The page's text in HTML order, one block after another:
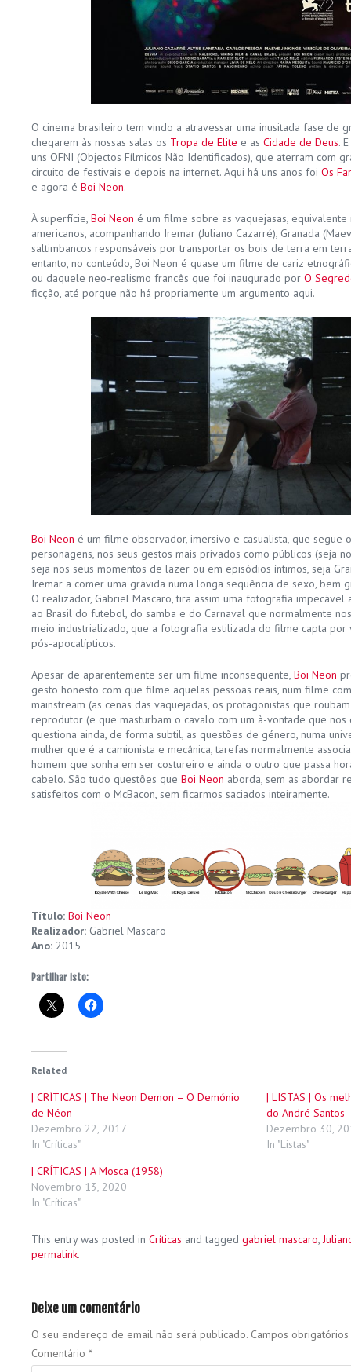
O cinema brasileiro tem vindo a atravessar uma inusitada fase de
chegarem às nossas salas os Tropa de Elite e as Cidade de Deus.
uns OFNI (Objectos Fílmicos Não Identificados), que aterram com
circuito de festivais e depois na internet. Aqui há uns anos foi Os
e agora é Boi Neon.
À superfície, Boi Neon é um filme sobre as vaquejasas,
americanos, acompanhando Iremar (Juliano Cazarré), Granada
saltimbancos responsáveis por transportar os bois de terra em
entanto, no conteúdo, Boi Neon é quase um filme de cariz
ou daquele neo-realismo francês que foi inaugurado por O
ficção, até porque não há propriamente um argumento aqui.
Boi Neon é um filme observador, imersivo e casualista, que segue
personagens, nos seus gestos mais privados como públicos (seja
seja nos seus momentos de lazer ou em episódios íntimos, seja
Iremar a comer uma grávida numa longa sequência de sexo, bem
O realizador, Gabriel Mascaro, tira assim uma fotografia
ao Brasil do futebol, do samba e do Carnaval que normalmente
meio industrializado, que a fotografia estilizada do filme capta por
pós-apocalípticos.
Apesar de aparentemente ser um filme inconsequente, Boi Neon
gesto honesto com que filme aquelas pessoas reais, num filme
mainstream (as cenas das vaquejadas, os protagonistas que
reprodutor (e que masturbam o cavalo com um à-vontade que nos
questiona ainda, de forma subtil, as questões de género, numa
mulher que é a camionista e mecânica, tarefas normalmente
homem que sonha em ser costureiro e ainda o outro que passa
cabelo. São tudo questões que Boi Neon aborda, sem as abordar
satisfeitos com o McBacon, sem ficarmos saciados inteiramente.
Título: Boi Neon
Realizador: Gabriel Mascaro
Ano: 2015
Partilhar isto:
Related
| CRÍTICAS | The Neon Demon – O Demónio
de Néon
Dezembro 22, 2017
In "Críticas"
| LISTAS | Os
do André Santos
Dezembro 30,
In "Listas"
| CRÍTICAS | A Mosca (1958)
Novembro 13, 2020
In "Críticas"
This entry was posted in Críticas and tagged gabriel mascaro,
permalink.
Deixe um comentário
O seu endereço de email não será publicado. Campos
Comentário *